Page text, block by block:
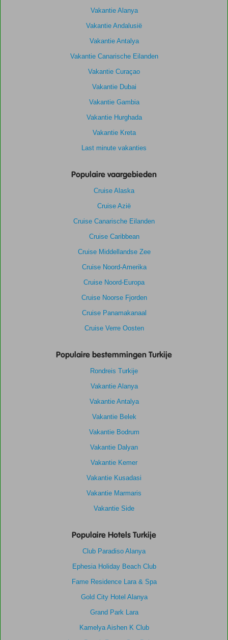
Vakantie Alanya
Vakantie Andalusië
Vakantie Antalya
Vakantie Canarische Eilanden
Vakantie Curaçao
Vakantie Dubai
Vakantie Gambia
Vakantie Hurghada
Vakantie Kreta
Last minute vakanties
Populaire vaargebieden
Cruise Alaska
Cruise Azië
Cruise Canarische Eilanden
Cruise Caribbean
Cruise Middellandse Zee
Cruise Noord-Amerika
Cruise Noord-Europa
Cruise Noorse Fjorden
Cruise Panamakanaal
Cruise Verre Oosten
Populaire bestemmingen Turkije
Rondreis Turkije
Vakantie Alanya
Vakantie Antalya
Vakantie Belek
Vakantie Bodrum
Vakantie Dalyan
Vakantie Kemer
Vakantie Kusadasi
Vakantie Marmaris
Vakantie Side
Populaire Hotels Turkije
Club Paradiso Alanya
Ephesia Holiday Beach Club
Fame Residence Lara & Spa
Gold City Hotel Alanya
Grand Park Lara
Kamelya Aishen K Club